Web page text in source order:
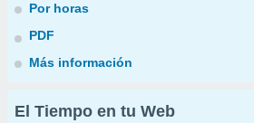
Por horas
PDF
Más información
El Tiempo en tu Web